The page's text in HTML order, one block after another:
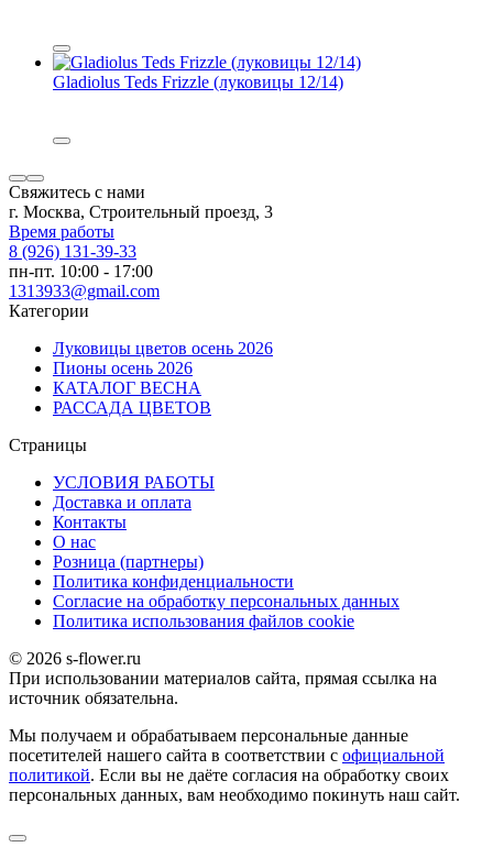
Gladiolus Teds Frizzle (луковицы 12/14)
Свяжитесь с нами
г. Москва, Строительный проезд, 3
Время работы
8 (926) 131-39-33
пн-пт. 10:00 - 17:00
1313933@gmail.com
Категории
Луковицы цветов осень 2026
Пионы осень 2026
КАТАЛОГ ВЕСНА
РАССАДА ЦВЕТОВ
Страницы
УСЛОВИЯ РАБОТЫ
Доставка и оплата
Контакты
О наc
Розница (партнеры)
Политика конфиденциальности
Согласие на обработку персональных данных
Политика использования файлов сookie
© 2026 s-flower.ru
При использовании материалов сайта, прямая ссылка на
источник обязательна.
Мы получаем и обрабатываем персональные данные
посетителей нашего сайта в соответствии с официальной
политикой. Если вы не даёте согласия на обработку своих
персональных данных, вам необходимо покинуть наш сайт.